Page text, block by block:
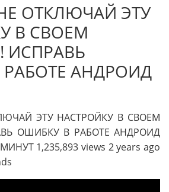
ОТКЛЮЧАЙ ЭТУ
В СВОЕМ
ИСПРАВЬ
АНДРОИД
ЭТУ НАСТРОЙКУ В СВОЕМ
ОШИБКУ В РАБОТЕ АНДРОИД
1,235,893 views 2 years ago